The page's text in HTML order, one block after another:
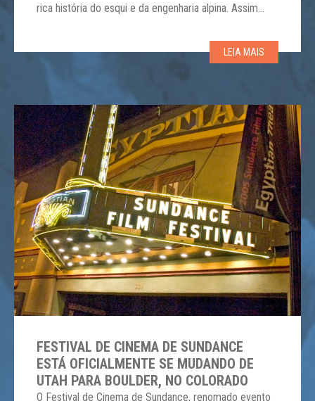
rica história do esqui e da engenharia alpina. Assim
também há um para teleféricos que chegaram ao fim
LEIA MAIS
FESTIVAL DE CINEMA DE SUNDANCE
ESTÁ OFICIALMENTE SE MUDANDO DE
UTAH PARA BOULDER, NO COLORADO
O Festival de Cinema de Sundance, renomado evento